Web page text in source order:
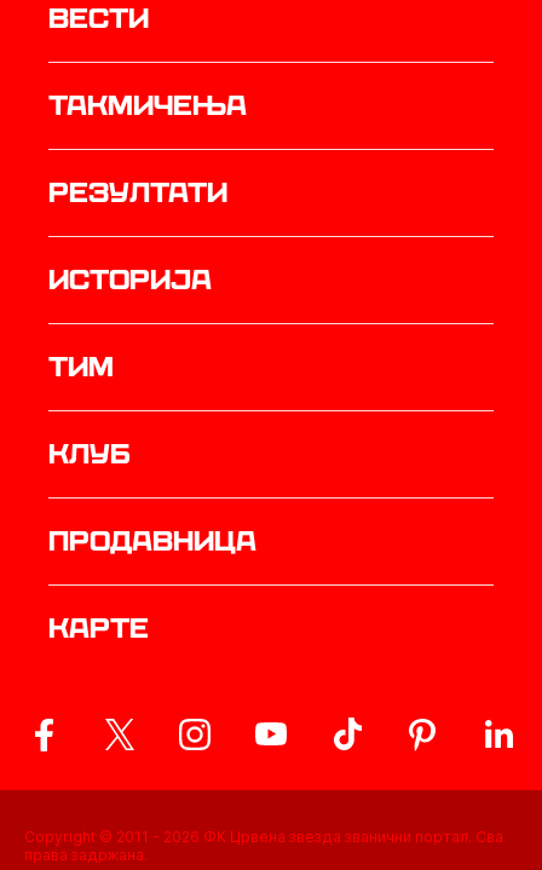
Вести
Такмичења
резултати
историја
ТИМ
Клуб
продавница
Карте
Copyright © 2011 - 2026 ФК Црвена звезда званични портал. Сва
права задржана.